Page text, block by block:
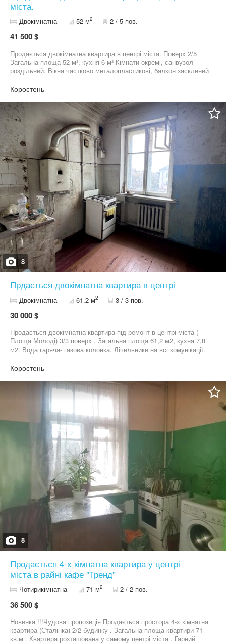
міста.
Двокімнатна 52 м2 2 / 5 пов.
41 500 $
Продається двокімнатна квартира в центрі міста. Поверх 2/5
Загальна площа 52 м², кухня 6 м² Кімнати окремі, санвузол
роздільний. Вікна частково металопластикові, балкон засклений
та світла, зручний комфортний поверх. Хороше розташування —
центр міста, поруч усе необхідне для життя. Ціна 4 1500$ торг
06******01 09******33
Коростень
8
Прдається двокімнатна квартира в центрі
Двокімнатна 61.2 м2 3 / 3 пов.
30 000 $
Продається двокімнатна квартира під ремонт в центрі міста (
Площа Молоді) 3/3 поверх . Загальна площа 61,2 м2, кухня 7,8
м2. Вода гаряча- газова колонка. Лічильники на всі комунікації.
Т. 06*********20 Т. 06*********15
Коростень
8
Продається 4-х кімнатна квартира у центрі
міста в райні кафе "Тренд"
Чотирикімнатна 71 м2 2 / 2 пов.
36 500 $
Новинка !!!Чудова пропозиція Продається простора 4-х кімнатна
квартира (Сталінка) 2/2 будинку . Загальна площа квартири 71
кв.м . Квартира розташована у самому центрі міста . Гарний